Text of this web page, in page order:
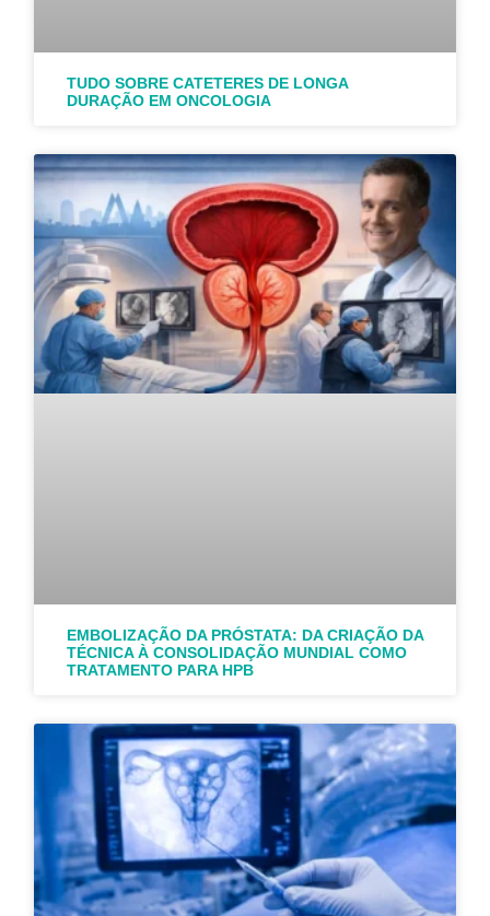
TUDO SOBRE CATETERES DE LONGA
DURAÇÃO EM ONCOLOGIA
EMBOLIZAÇÃO DA PRÓSTATA: DA CRIAÇÃO DA
TÉCNICA À CONSOLIDAÇÃO MUNDIAL COMO
TRATAMENTO PARA HPB